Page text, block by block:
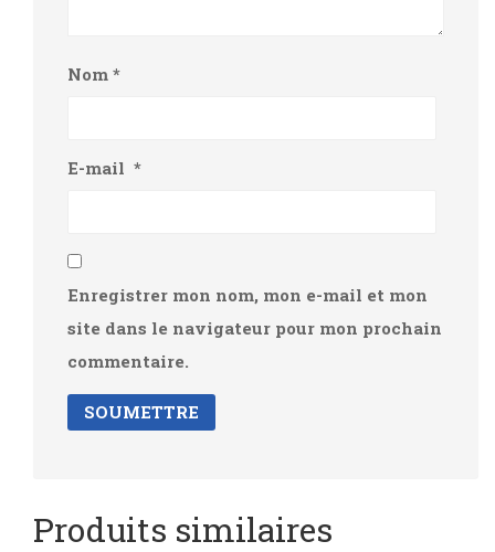
Nom *
E-mail *
Enregistrer mon nom, mon e-mail et mon
site dans le navigateur pour mon prochain
commentaire.
Produits similaires